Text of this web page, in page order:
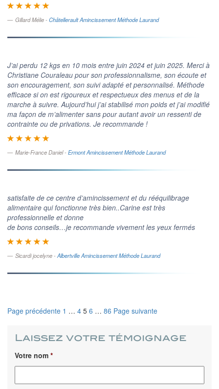
Gillard Mélie -Châtellerault Amincissement Méthode Laurand
J’ai perdu 12 kgs en 10 mois entre juin 2024 et juin 2025. Merci à
Christiane Couraleau pour son professionnalisme, son écoute et
son encouragement, son suivi adapté et personnalisé. Méthode
efficace si on est rigoureux et respectueux des menus et de la
marche à suivre. Aujourd’hui j’ai stabilisé mon poids et j’ai modifié
ma façon de m’alimenter sans pour autant avoir un ressenti de
contrainte ou de privations. Je recommande !
Marie-France Daniel -Ermont Amincissement Méthode Laurand
satisfaite de ce centre d’amincissement et du rééquilibrage
alimentaire qui fonctionne très bien..Carine est très
professionnelle et donne
de bons conseils…je recommande vivement les yeux fermés
Sicardi jocelyne -Albertville Amincissement Méthode Laurand
Navigation
articles
Page précédente Page
1 … Page
4 Page
5 Page
6 … Page
86 Page suivante
Laissez votre témoignage
Votre nom *